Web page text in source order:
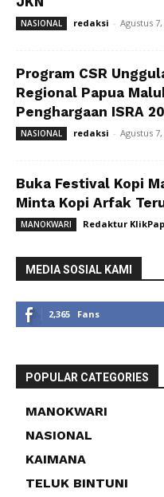
NASIONAL redaksi - Agustus 7,
Program CSR
Regional Papua
Penghargaan ISRA
NASIONAL redaksi - Agustus 7,
Buka Festival Kopi
Minta Kopi Arfak
MANOKWARI Redaktur
MEDIA SOSIAL KAMI
2,365 Fans
POPULAR CATEGORIES
MANOKWARI
NASIONAL
KAIMANA
TELUK BINTUNI